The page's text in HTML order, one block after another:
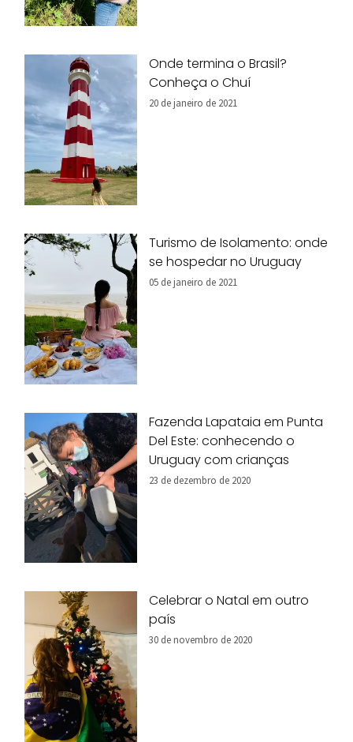
Onde termina o Brasil?
Conheça o Chuí
20 de janeiro de 2021
Turismo de Isolamento: onde
se hospedar no Uruguay
05 de janeiro de 2021
Fazenda Lapataia em Punta
Del Este: conhecendo o
Uruguay com crianças
23 de dezembro de 2020
Celebrar o Natal em outro
país
30 de novembro de 2020